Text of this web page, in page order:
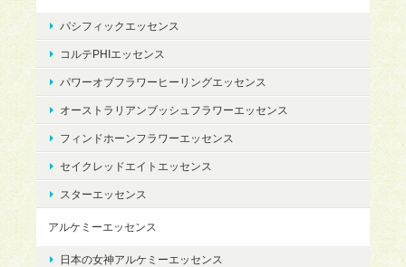
パシフィックエッセンス
コルテPHIエッセンス
パワーオブフラワーヒーリングエッセンス
オーストラリアンブッシュフラワーエッセンス
フィンドホーンフラワーエッセンス
セイクレッドエイトエッセンス
スターエッセンス
アルケミーエッセンス
日本の女神アルケミーエッセンス